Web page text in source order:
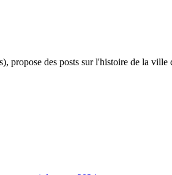
des posts sur l'histoire de la